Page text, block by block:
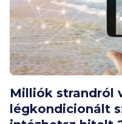
Milliók strandról
légkondicionált